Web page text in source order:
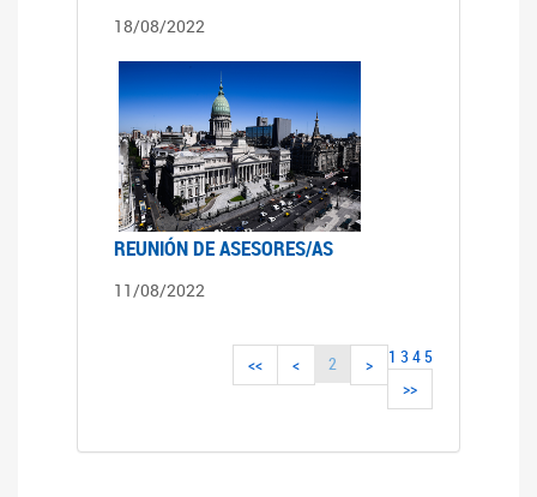
18/08/2022
REUNIÓN DE ASESORES/AS
11/08/2022
<< < 1
2 3 4 5
>
>>